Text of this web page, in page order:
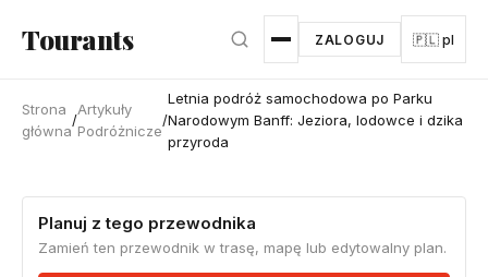
Tourants ZALOGUJ 🇵🇱 pl
Strona
główna
/
Artykuły
Podróżnicze
/
Letnia podróż samochodowa po Parku
Narodowym Banff: Jeziora, lodowce i dzika
przyroda
Planuj z tego przewodnika
Zamień ten przewodnik w trasę, mapę lub edytowalny plan.